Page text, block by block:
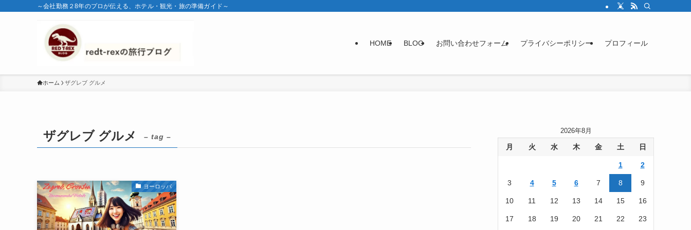
～会社勤務２8年のプロが伝える、ホテル・観光・旅の準備ガイド～
HOME BLOG お問い合わせフォーム プライバシーポリシー プロフィール
ホーム ザグレブ グルメ
ザグレブ グルメ – tag –
ヨーロッパ
2026年8月
月 火 水 木 金 土 日
1 2
3 4 5 6 7 8 9
10 11 12 13 14 15 16
17 18 19 20 21 22 23